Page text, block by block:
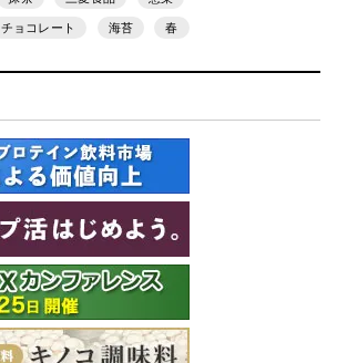
チョコレート 海苔 春